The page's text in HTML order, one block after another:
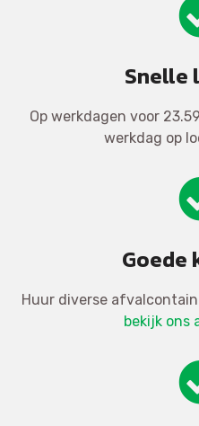
Snelle
Op werkdagen voor
werkdag op
Goede
Huur diverse
bekijk ons